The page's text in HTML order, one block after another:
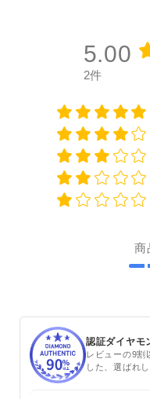
5.00
2件
商
認証ダイヤモ
レビューの9割
した、選ばれ